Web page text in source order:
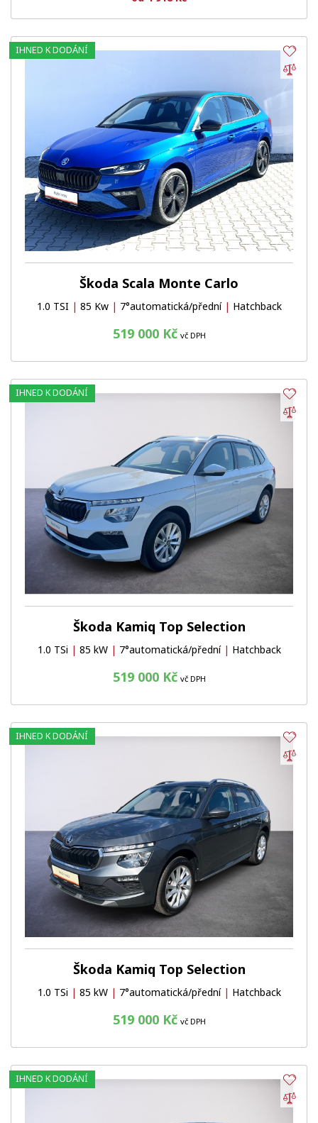
Škoda Scala Monte Carlo
1.0 TSI | 85 Kw | 7°automatická/přední | Hatchback
519 000 Kč vč DPH
IHNED K DODÁNÍ
Škoda Kamiq Top Selection
1.0 TSi | 85 kW | 7°automatická/přední | Hatchback
519 000 Kč vč DPH
IHNED K DODÁNÍ
Škoda Kamiq Top Selection
1.0 TSi | 85 kW | 7°automatická/přední | Hatchback
519 000 Kč vč DPH
IHNED K DODÁNÍ
IHNED K DODÁNÍ